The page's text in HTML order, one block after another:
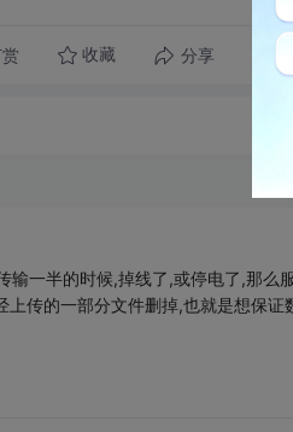
收藏 分享
输一半的时候,掉线了,或停电了,那么
上传的一部分文件删掉,也就是想保证